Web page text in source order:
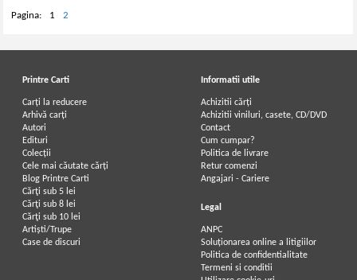
Pagina: 1 2
Printre Carti
Carți la reducere
Arhivă carți
Autori
Edituri
Colecții
Cele mai căutate cărți
Blog Printre Carti
Cărţi sub 5 lei
Cărţi sub 8 lei
Cărţi sub 10 lei
Artiști/Trupe
Case de discuri
Informatii utile
Achizitii cărți
Achizitii viniluri, casete, CD/DVD
Contact
Cum cumpar?
Politica de livrare
Retur comenzi
Angajari - Cariere
Legal
ANPC
Soluționarea online a litigiilor
Politica de confidentialitate
Termeni si conditii